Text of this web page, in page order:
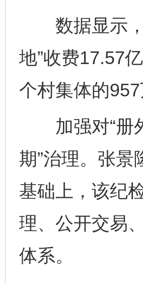
数据显示，
地”收费17.57
个村集体的
加强对“册外
期”治理。张景
基础上，该纪
理、公开交易
体系。